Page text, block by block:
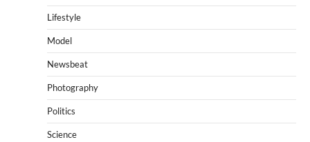
Lifestyle
Model
Newsbeat
Photography
Politics
Science